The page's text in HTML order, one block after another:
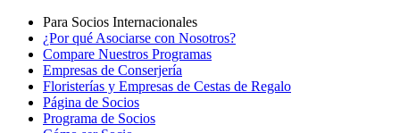
Para Socios Internacionales
¿Por qué Asociarse con Nosotros?
Compare Nuestros Programas
Empresas de Conserjería
Floristerías y Empresas de Cestas de Regalo
Página de Socios
Programa de Socios